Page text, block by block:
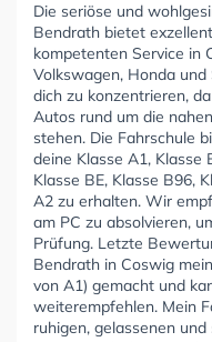
Die seriöse und
Bendrath bietet
kompetenten Service in
Volkswagen, Honda
dich zu konzentrieren,
Autos rund um die
stehen. Die Fahrschule
deine Klasse A1, Klasse
Klasse BE, Klasse B96,
A2 zu erhalten. Wir
am PC zu absolvieren,
Prüfung. Letzte
Bendrath in Coswig
von A1) gemacht und
weiterempfehlen. Mein
ruhigen, gelassenen